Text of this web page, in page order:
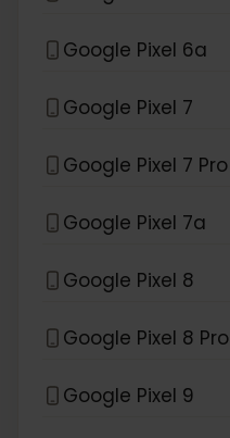
Google Pixel 6a
Google Pixel 7
Google Pixel 7 Pro
Google Pixel 7a
Google Pixel 8
Google Pixel 8 Pro
Google Pixel 9